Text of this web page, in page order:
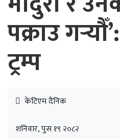
पक्राउ
ट्रम्प
केटिएम दैनिक
शनिवार, पुस १९ २०८२